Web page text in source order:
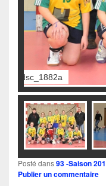
dsc_1885a
Posté dans93 -Saison
Publier un commentaire